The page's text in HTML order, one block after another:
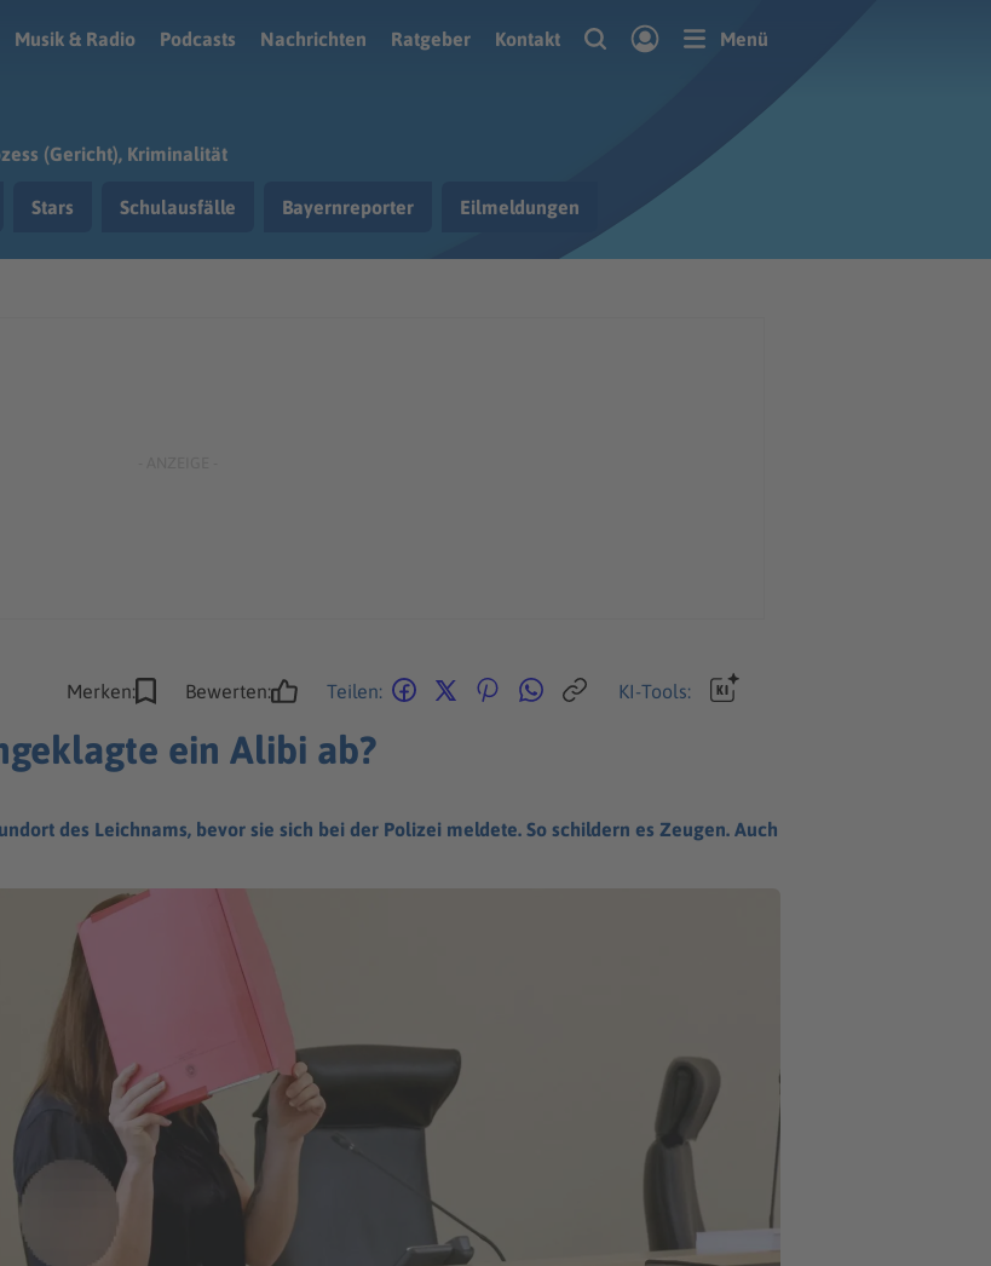
Musik & Radio Podcasts Nachrichten Ratgeber Kontakt Menü
(Gericht), Kriminalität
Stars Schulausfälle Bayernreporter Eilmeldungen
Merken: Bewerten: Teilen: KI-Tools:
ein Alibi ab?
des Leichnams, bevor sie sich bei der Polizei meldete. So schildern es Zeugen. Auch